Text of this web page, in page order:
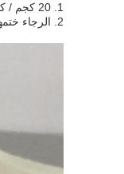
1. 20 كجم / كيس ، (كيس كرافت خارجي و 2 كيس PE بالداخل) ، أو حسب طلبات العملاء.
2. الرجاء ختمها بإحكام في بيئة باردة وجافة.